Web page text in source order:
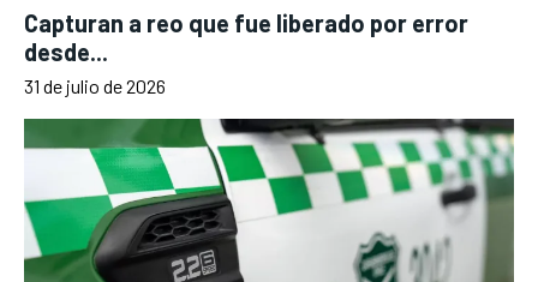
Capturan a reo que fue liberado por error
desde...
31 de julio de 2026